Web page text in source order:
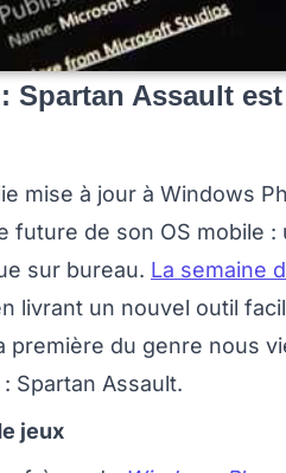
Spartan Assault
mise à jour à Windows
future de son OS mobile
sur bureau. La semaine
livrant un nouvel outil
première du genre nous
Spartan Assault.
jeux